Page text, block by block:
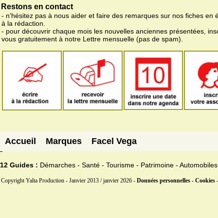
Restons en contact
- n'hésitez pas à nous aider et faire des remarques sur nos fiches en
à la rédaction.
- pour découvrir chaque mois les nouvelles anciennes présentées,
vous gratuitement à notre Lettre mensuelle (pas de spam).
Accueil Marques Facel Vega
12 Guides : Démarches - Santé - Tourisme - Patrimoine - Automobiles
Copyright Yalta Production - Janvier 2013 / janvier 2026 - Données personnelles - Cookies